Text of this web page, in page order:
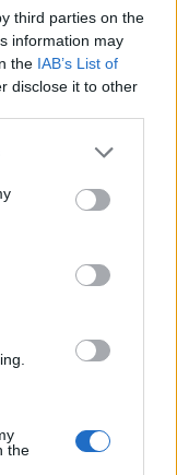
third parties on the
information may
the IAB’s List of
disclose it to other
the
áremelést.